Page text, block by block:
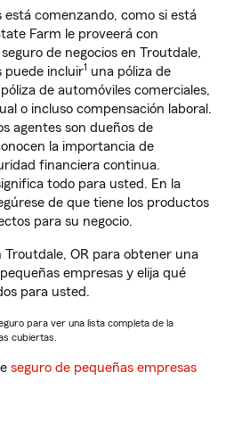
está comenzando, como si está
Farm le proveerá con
de negocios en Troutdale,
puede incluir1 una póliza de
de automóviles comerciales,
o incluso compensación laboral.
agentes son dueños de
la importancia de
financiera continua.
todo para usted. En la
de que tiene los productos
para su negocio.
OR para obtener una
empresas y elija qué
para usted.
para ver una lista completa de la
cubiertas.
seguro de pequeñas empresas